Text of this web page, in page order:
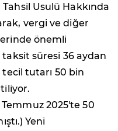
Usulü Hakkında
vergi ve diğer
önemli
taksit süresi 36 aydan
tecil tutarı 50 bin
2025'te 50
Yeni